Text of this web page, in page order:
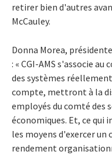
retirer bien d'autres
McCauley.
Donna Morea,
: « CGI-AMS s'associe
des systèmes
compte, mettront à la
employés du comté des
économiques. Et, ce
les moyens d'exercer
rendement